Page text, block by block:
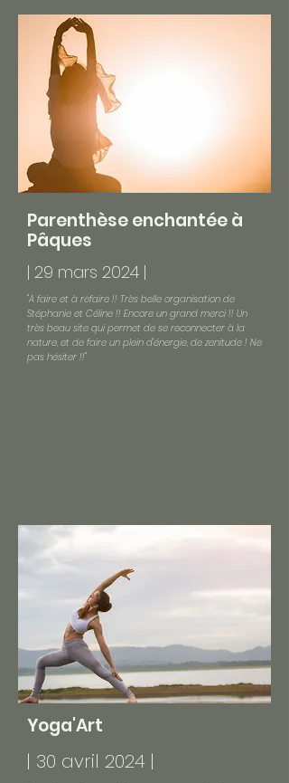
Parenthèse enchantée à
Pâques
| 29 mars 2024 |
"A faire et à refaire !! Très belle organisation de
Stéphanie et Céline !! Encore un grand merci !! Un
très beau site qui permet de se reconnecter à la
nature, et de faire un plein d'énergie, de zenitude ! Ne
pas hésiter !!"
Yoga'Art
| 30 avril 2024 |